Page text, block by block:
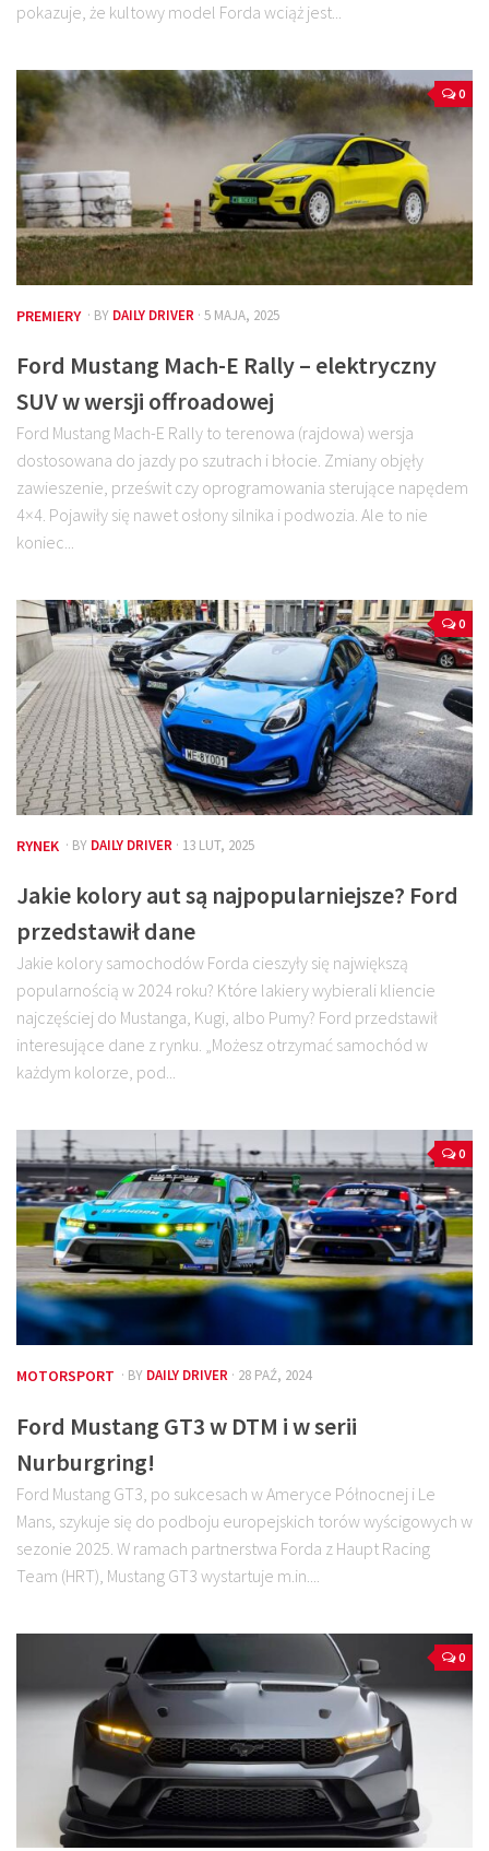
pokazuje, że kultowy model Forda wciąż jest...
0
PREMIERY · BY DAILY DRIVER · 5 MAJA, 2025
Ford Mustang Mach-E Rally – elektryczny
SUV w wersji offroadowej
Ford Mustang Mach-E Rally to terenowa (rajdowa) wersja
dostosowana do jazdy po szutrach i błocie. Zmiany objęły
zawieszenie, prześwit czy oprogramowania sterujące napędem
4×4. Pojawiły się nawet osłony silnika i podwozia. Ale to nie
koniec...
0
RYNEK · BY DAILY DRIVER · 13 LUT, 2025
Jakie kolory aut są najpopularniejsze? Ford
przedstawił dane
Jakie kolory samochodów Forda cieszyły się największą
popularnością w 2024 roku? Które lakiery wybierali kliencie
najczęściej do Mustanga, Kugi, albo Pumy? Ford przedstawił
interesujące dane z rynku. „Możesz otrzymać samochód w
każdym kolorze, pod...
0
MOTORSPORT · BY DAILY DRIVER · 28 PAŹ, 2024
Ford Mustang GT3 w DTM i w serii
Nurburgring!
Ford Mustang GT3, po sukcesach w Ameryce Północnej i Le
Mans, szykuje się do podboju europejskich torów wyścigowych w
sezonie 2025. W ramach partnerstwa Forda z Haupt Racing
Team (HRT), Mustang GT3 wystartuje m.in....
0